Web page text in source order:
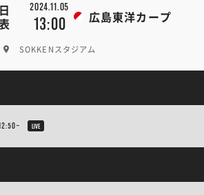
2024.11.05
13:00 広島東洋カープ
SOKKENスタジアム
LIVE